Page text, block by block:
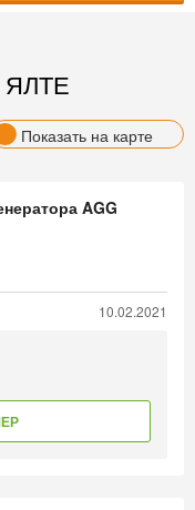
Показать на карте
AGG
10.02.2021